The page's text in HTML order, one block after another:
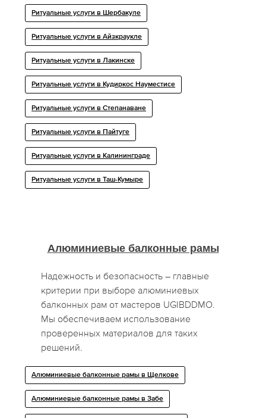
Ритуальные услуги в Шербакуле
Ритуальные услуги в Айзкраукле
Ритуальные услуги в Лакинске
Ритуальные услуги в Кудиркос Науместисе
Ритуальные услуги в Степанаване
Ритуальные услуги в Пайтуге
Ритуальные услуги в Калининграде
Ритуальные услуги в Таш-Кумыре
Алюминиевые балконные рамы
Надежность и безопасность – главные
критерии при выборе алюминиевых
балконных рам от мастеров UGIBDDMO.
Мы обеспечиваем использование
проверенных материалов для таких
решений.
Алюминиевые балконные рамы в Щелкове
Алюминиевые балконные рамы в Забе